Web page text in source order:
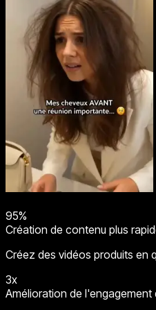
95%
Création de contenu plus
Créez des vidéos produits en
3x
Amélioration de l'engagement